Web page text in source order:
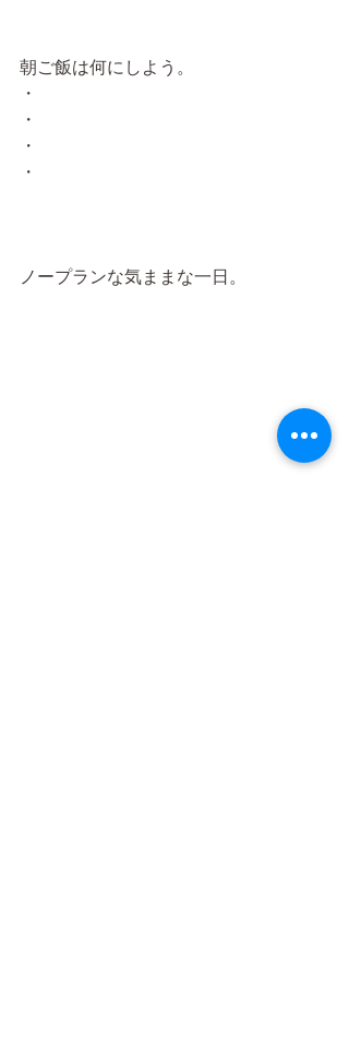
朝ご飯は何にしよう。
・
・
・
・
ノープランな気ままな一日。